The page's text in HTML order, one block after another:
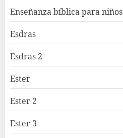
Enseñanza bíblica para niños
Esdras
Esdras 2
Ester
Ester 2
Ester 3